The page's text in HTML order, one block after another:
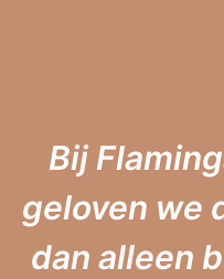
Bij
geloven we
dan alleen